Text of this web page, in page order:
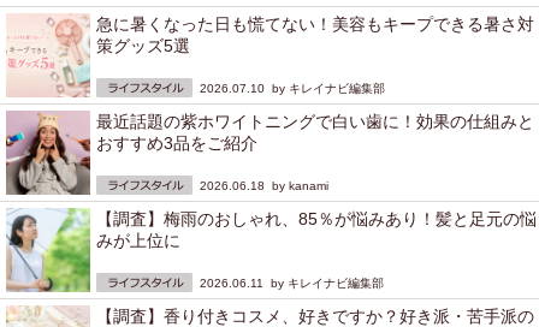
急に暑くなった日も慌てない！美容もキープできる暑さ対
策グッズ5選
2026.07.10 by キレイナビ編集部
最近話題の紫ホワイトニングで白い歯に！効果の仕組みと
おすすめ3品をご紹介
2026.06.18 by kanami
【調査】梅雨のおしゃれ、85％が悩みあり！髪と足元の悩
みが上位に
2026.06.11 by キレイナビ編集部
【調査】香り付きコスメ、好きですか？好き派・苦手派の